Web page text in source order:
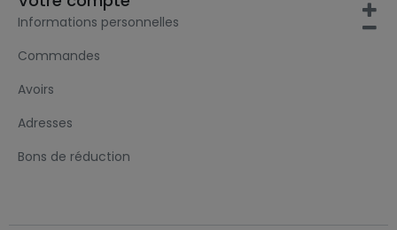
Informations personnelles
Commandes
Avoirs
Adresses
Bons de réduction